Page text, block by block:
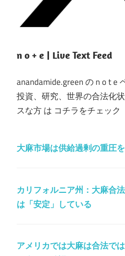
n o + e | Live Text Feed
anandamide.green の n o t e
投資、研究、世界の合法化
スな方 は コチラをチェック
大麻市場は供給過剰の重圧
カリフォルニア州：大麻合
は「安定」している
アメリカでは大麻は合法で